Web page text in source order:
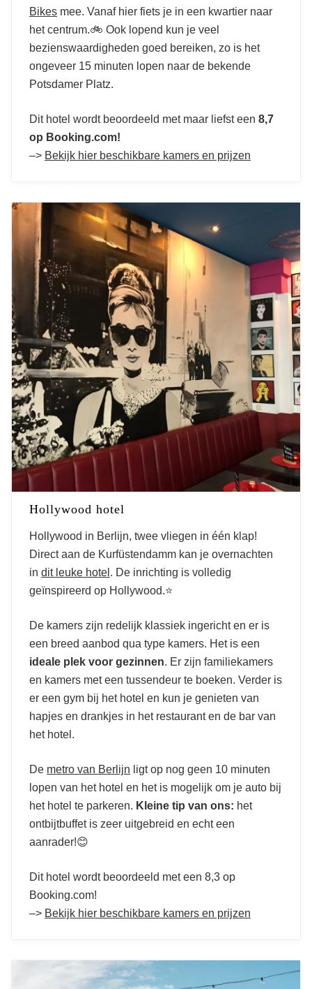
Bikes mee. Vanaf hier fiets je in een kwartier naar
het centrum.🚲 Ook lopend kun je veel
bezienswaardigheden goed bereiken, zo is het
ongeveer 15 minuten lopen naar de bekende
Potsdamer Platz.
Dit hotel wordt beoordeeld met maar liefst een 8,7
op Booking.com!
–> Bekijk hier beschikbare kamers en prijzen
Hollywood hotel
Hollywood in Berlijn, twee vliegen in één klap!
Direct aan de Kurfüstendamm kan je overnachten
in dit leuke hotel . De inrichting is volledig
geïnspireerd op Hollywood.⭐
De kamers zijn redelijk klassiek ingericht en er is
een breed aanbod qua type kamers. Het is een
ideale plek voor gezinnen. Er zijn familiekamers
en kamers met een tussendeur te boeken. Verder is
er een gym bij het hotel en kun je genieten van
hapjes en drankjes in het restaurant en de bar van
het hotel.
De metro van Berlijn ligt op nog geen 10 minuten
lopen van het hotel en het is mogelijk om je auto bij
het hotel te parkeren. Kleine tip van ons: het
ontbijtbuffet is zeer uitgebreid en echt een
aanrader!😊
Dit hotel wordt beoordeeld met een 8,3 op
Booking.com!
–> Bekijk hier beschikbare kamers en prijzen